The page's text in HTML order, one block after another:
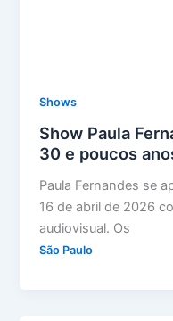
Shows
Show Paula
30 e poucos
Paula Fernandes se
16 de abril de 2026
audiovisual. Os
São Paulo